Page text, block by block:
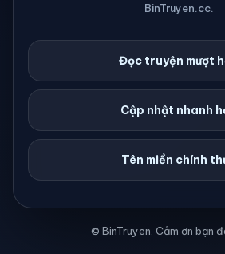
BinTruyen.cc.
Đọc truyện mượt
Cập nhật nhanh
Tên miền chính
© BinTruyen. Cảm ơn bạn